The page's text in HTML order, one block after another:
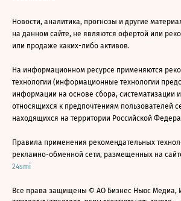
Новости, аналитика, прогнозы и другие
на данном сайте, не являются офертой или
или продаже каких-либо активов.
На информационном ресурсе применяются
технологии (информационные технологии
информации на основе сбора, систематизации
относящихся к предпочтениям пользователей
находящихся на территории Российской
Правила применения рекомендательных
рекламно-обменной сети, размещенных на
24smi
Все права защищены © АО Бизнес Ньюс Медиа,